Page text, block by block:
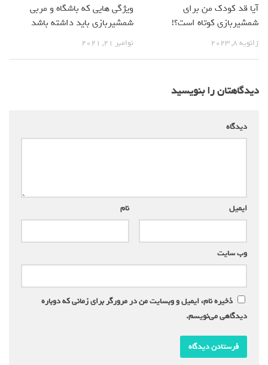
آیا قد کودک من برای
شمشیربازی کوتاه است؟!
ژانویه 8, 2023
ویژگی هایی که باشگاه و مربی
شمشیربازی باید داشته باشد
نوامبر 21, 2021
دیدگاهتان را بنویسید
دیدگاه
نام ایمیل
وب‌ سایت
ذخیره نام، ایمیل و وبسایت من در مرورگر برای زمانی که دوباره
دیدگاهی می‌نویسم.